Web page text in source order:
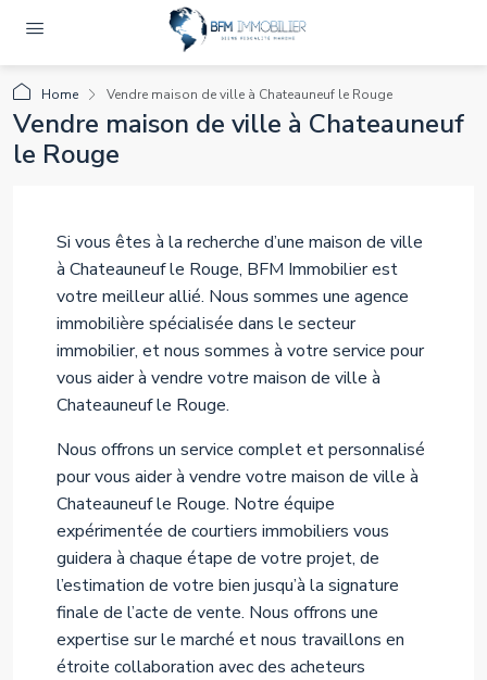
Home Vendre maison de ville à Chateauneuf le Rouge
Vendre maison de ville à Chateauneuf
le Rouge
Si vous êtes à la recherche d’une maison de ville
à Chateauneuf le Rouge, BFM Immobilier est
votre meilleur allié. Nous sommes une agence
immobilière spécialisée dans le secteur
immobilier, et nous sommes à votre service pour
vous aider à vendre votre maison de ville à
Chateauneuf le Rouge.
Nous offrons un service complet et personnalisé
pour vous aider à vendre votre maison de ville à
Chateauneuf le Rouge. Notre équipe
expérimentée de courtiers immobiliers vous
guidera à chaque étape de votre projet, de
l’estimation de votre bien jusqu’à la signature
finale de l’acte de vente. Nous offrons une
expertise sur le marché et nous travaillons en
étroite collaboration avec des acheteurs